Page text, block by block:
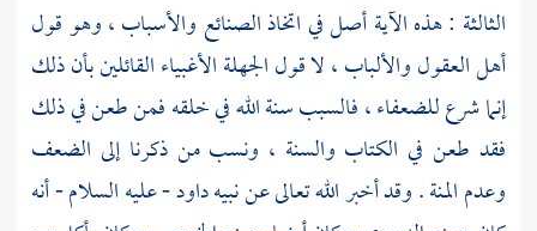
الثالثة : هذه الآية أصل في اتخاذ الصنائع والأسباب ، وهو قول
أهل العقول والألباب ، لا قول الجهلة الأغبياء القائلين بأن ذلك
إنما شرع للضعفاء ، فالسبب سنة الله في خلقه فمن طعن في ذلك
فقد طعن في الكتاب والسنة ، ونسب من ذكرنا إلى الضعف
وعدم المنة . وقد أخبر الله تعالى عن نبيهداود- عليه السلام - أنه